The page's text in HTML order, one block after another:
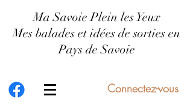
Ma Savoie Plein les Yeux
Mes balades et idées de sorties en
Pays de Savoie
Connectez-vous